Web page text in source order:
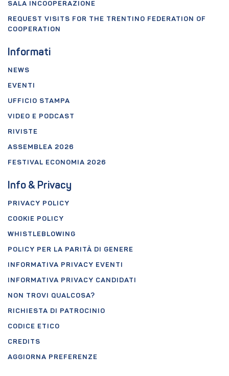
SALA INCOOPERAZIONE
REQUEST VISITS FOR THE TRENTINO FEDERATION OF
COOPERATION
Informati
NEWS
EVENTI
UFFICIO STAMPA
VIDEO E PODCAST
RIVISTE
ASSEMBLEA 2026
FESTIVAL ECONOMIA 2026
Info & Privacy
PRIVACY POLICY
COOKIE POLICY
WHISTLEBLOWING
POLICY PER LA PARITÀ DI GENERE
INFORMATIVA PRIVACY EVENTI
INFORMATIVA PRIVACY CANDIDATI
NON TROVI QUALCOSA?
RICHIESTA DI PATROCINIO
CODICE ETICO
CREDITS
AGGIORNA PREFERENZE